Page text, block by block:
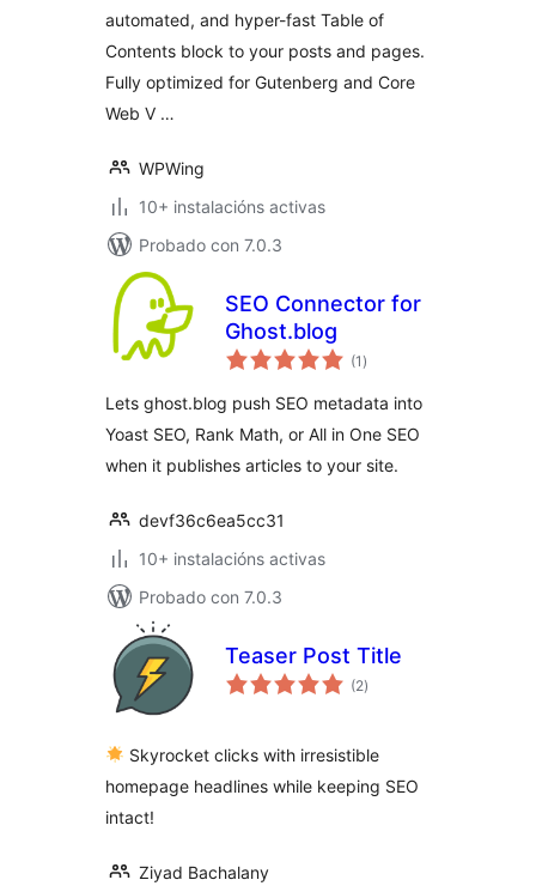
automated, and hyper-fast Table of
Contents block to your posts and pages.
Fully optimized for Gutenberg and Core
Web V …
WPWing
10+ instalacións activas
Probado con 7.0.3
SEO Connector for
Ghost.blog
(1 valoracións
totais
)
Lets ghost.blog push SEO metadata into
Yoast SEO, Rank Math, or All in One SEO
when it publishes articles to your site.
devf36c6ea5cc31
10+ instalacións activas
Probado con 7.0.3
Teaser Post Title
(2valoracións
totais
)
Skyrocket clicks with irresistible
homepage headlines while keeping SEO
intact!
Ziyad Bachalany